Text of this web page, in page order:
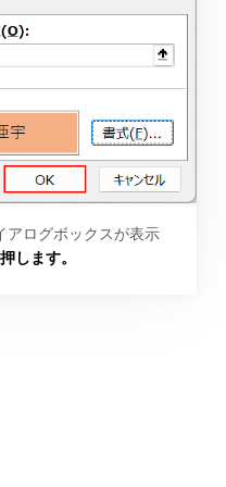
アログボックスが表示
します。